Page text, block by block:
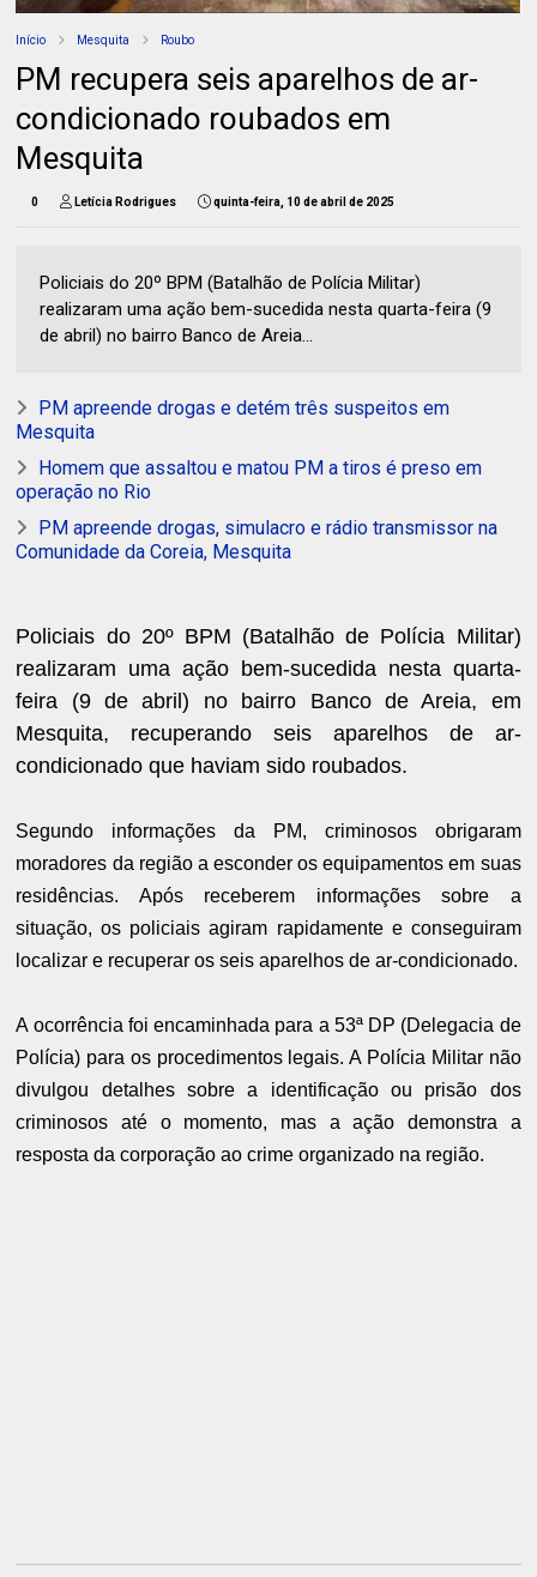
Início Mesquita Roubo
PM recupera seis aparelhos de ar-
condicionado roubados em
Mesquita
0 Letícia Rodrigues quinta-feira, 10 de abril de 2025
Policiais do 20º BPM (Batalhão de Polícia Militar)
realizaram uma ação bem-sucedida nesta quarta-feira (9
de abril) no bairro Banco de Areia...
PM apreende drogas e detém três suspeitos em
Mesquita
Homem que assaltou e matou PM a tiros é preso em
operação no Rio
PM apreende drogas, simulacro e rádio transmissor na
Comunidade da Coreia, Mesquita
Policiais do 20º BPM (Batalhão de Polícia Militar)
realizaram uma ação bem-sucedida nesta quarta-
feira (9 de abril) no bairro Banco de Areia, em
Mesquita, recuperando seis aparelhos de ar-
condicionado que haviam sido roubados.
Segundo informações da PM, criminosos obrigaram
moradores da região a esconder os equipamentos em suas
residências. Após receberem informações sobre a
situação, os policiais agiram rapidamente e conseguiram
localizar e recuperar os seis aparelhos de ar-condicionado.
A ocorrência foi encaminhada para a 53ª DP (Delegacia de
Polícia) para os procedimentos legais. A Polícia Militar não
divulgou detalhes sobre a identificação ou prisão dos
criminosos até o momento, mas a ação demonstra a
resposta da corporação ao crime organizado na região.